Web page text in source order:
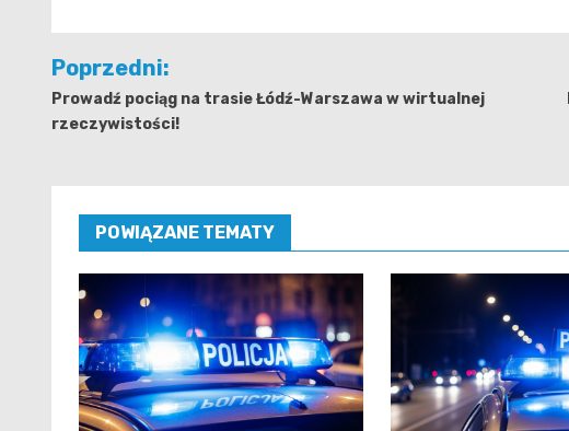
Nawigacja
wpisu
Poprzedni:
Prowadź pociąg na trasie Łódź-Warszawa w wirtualnej
rzeczywistości!
POWIĄZANE TEMATY